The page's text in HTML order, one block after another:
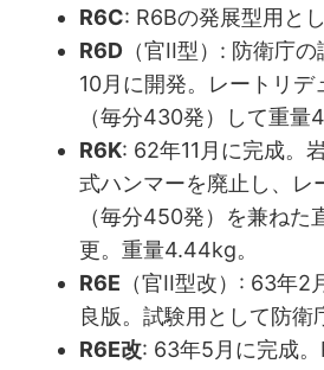
R6C: R6Bの発展型用とし
R6D （官II型）: 防衛庁
10月に開発。レートリデ
（毎分430発）して重量
R6K: 62年11月に完成。
式ハンマーを廃止し、レ
（毎分450発）を兼ねた
更。重量4.44kg。
R6E （官II型改）: 63年2
良版。試験用として防衛
R6E改: 63年5月に完成